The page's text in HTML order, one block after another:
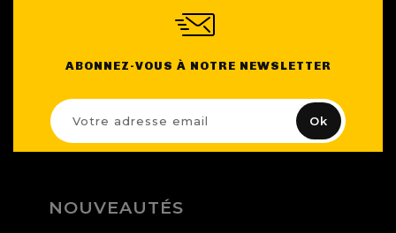
ABONNEZ-VOUS À NOTRE NEWSLETTER
NOUVEAUTÉS